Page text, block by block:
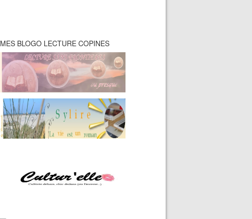
MES BLOGO LECTURE COPINES